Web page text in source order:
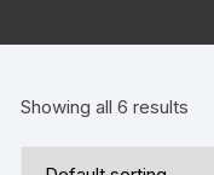
Showing all 6 results